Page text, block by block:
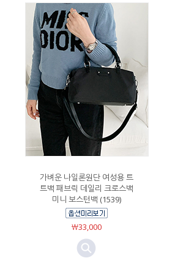
가벼운 나일론원단 여성용 트
트백 패브릭 데일리 크로스백
미니 보스턴백 (1539)
￦33,000